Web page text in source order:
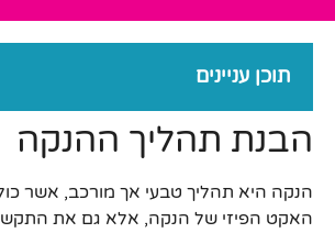
תוכן עניינים
הבנת תהליך ההנקה
הנקה היא תהליך טבעי אך מורכב, אשר
האקט הפיזי של הנקה, אלא גם את